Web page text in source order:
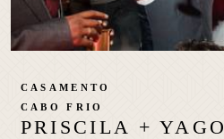
PRISCILA + YAGO
CASAMENTO
CABO FRIO